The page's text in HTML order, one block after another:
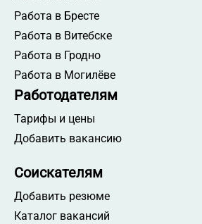
Работа в Бресте
Работа в Витебске
Работа в Гродно
Работа в Могилёве
Работодателям
Тарифы и цены
Добавить вакансию
Соискателям
Добавить резюме
Каталог вакансий